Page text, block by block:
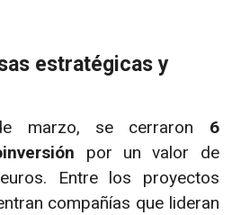
estratégicas y
marzo, se cerraron 6
por un valor de
Entre los proyectos
compañías que lideran